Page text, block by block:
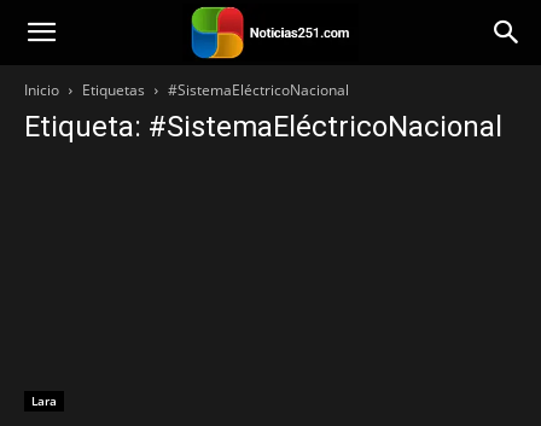
Noticias251
Inicio Etiquetas #SistemaEléctricoNacional
Etiqueta: #SistemaEléctricoNacional
Lara